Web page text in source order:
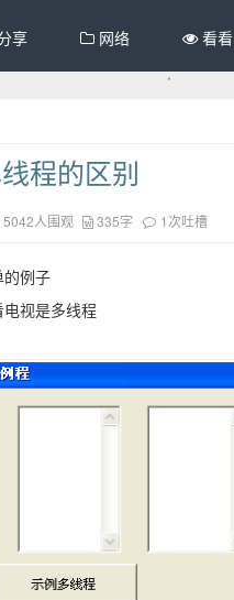
享 网络 看看
程的区别
5042人围观 335字 1次吐槽
的例子
视是多线程